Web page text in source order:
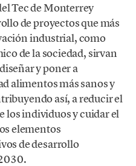
Tec de Monterrey
de proyectos que más
industrial, como
de la sociedad, sirvan
y poner a
alimentos más sanos y
así, a reducir el
los individuos y cuidar el
elementos
de desarrollo